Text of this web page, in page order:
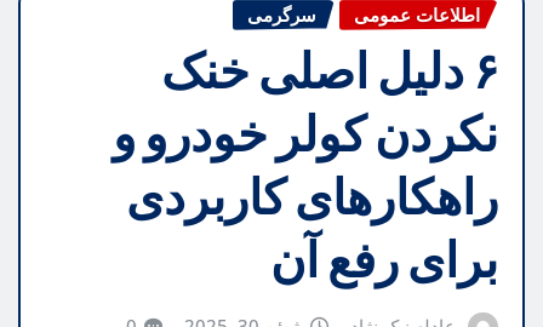
اطلاعات عمومی سرگرمی
۶ دلیل اصلی خنک
نکردن کولر خودرو و
راهکارهای کاربردی
برای رفع آن